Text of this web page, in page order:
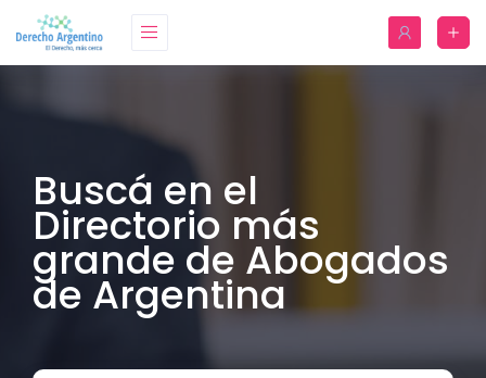
Buscá en el
Directorio más
grande de Abogados
de Argentina